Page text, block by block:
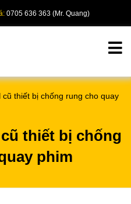
0705 636 363 (Mr. Quang)
thiết bị chống rung cho quay
thiết bị chống
phim